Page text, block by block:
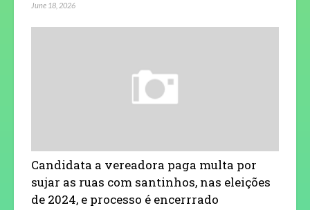
June 18, 2026
Candidata a vereadora paga multa por
sujar as ruas com santinhos, nas eleições
de 2024, e processo é encerrrado